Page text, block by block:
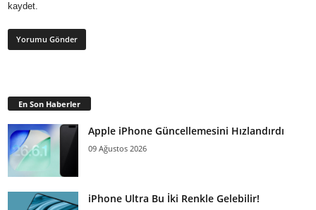
kaydet.
En Son Haberler
Apple iPhone Güncellemesini Hızlandırdı
09 Ağustos 2026
iPhone Ultra Bu İki Renkle Gelebilir!